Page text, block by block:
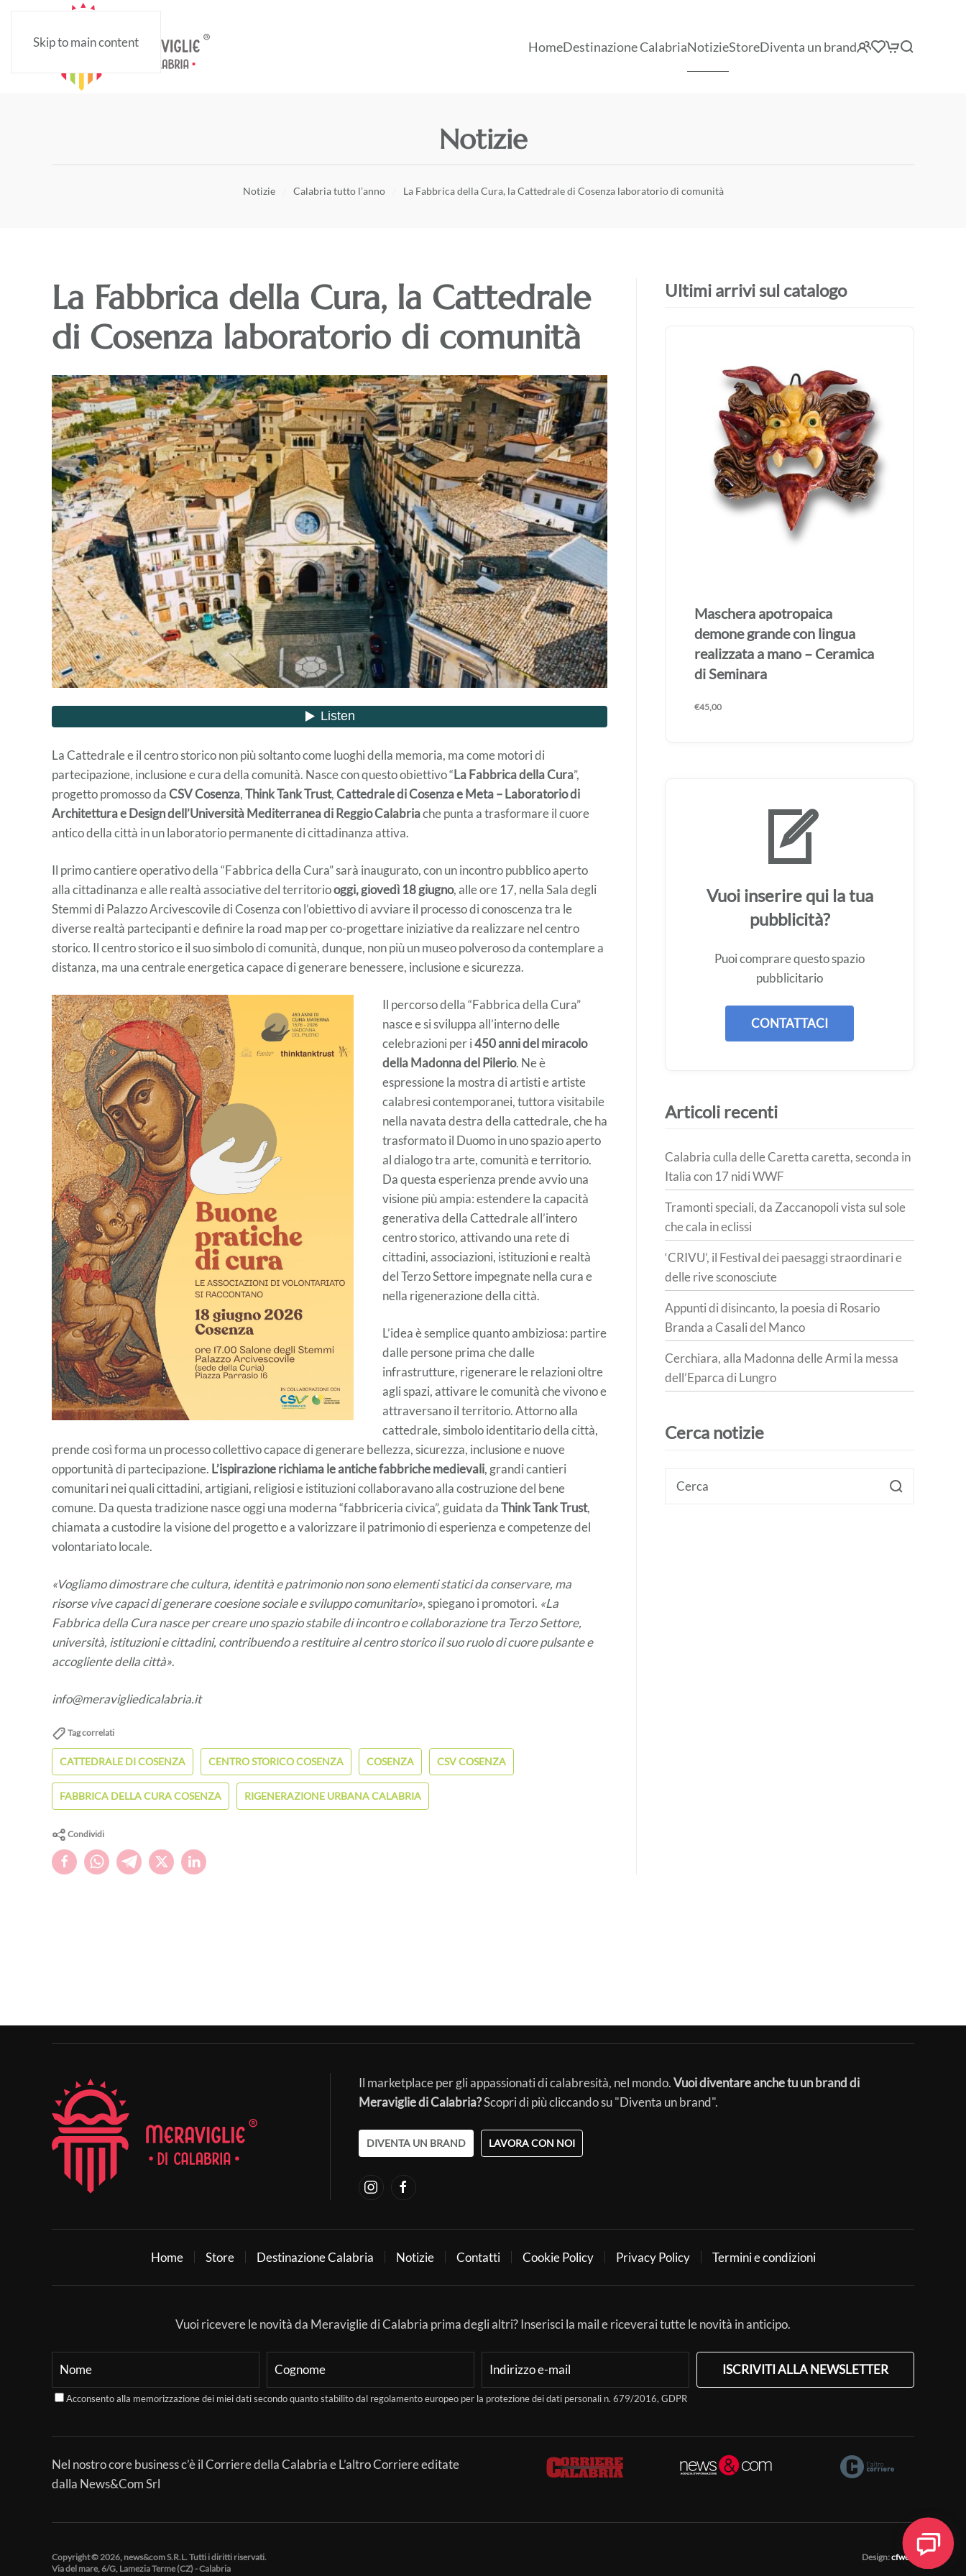
Skip to main content HomeDestinazione CalabriaNotizieStoreDiventa un brand
Notizie
Notizie Calabria tutto l’anno La Fabbrica della Cura, la Cattedrale di Cosenza laboratorio di comunità
La Fabbrica della Cura, la Cattedrale
di Cosenza laboratorio di comunità
La Cattedrale e il centro storico non più soltanto come luoghi della memoria, ma come motori di
partecipazione, inclusione e cura della comunità. Nasce con questo obiettivo “La Fabbrica della Cura”,
progetto promosso daCSV Cosenza,Think Tank Trust,Cattedrale di Cosenza e Meta – Laboratorio di
Architettura e Design dell’Università Mediterranea di Reggio Calabriache punta a trasformare il cuore
antico della città in un laboratorio permanente di cittadinanza attiva.
Il primo cantiere operativo della “Fabbrica della Cura” sarà inaugurato, con un incontro pubblico aperto
alla cittadinanza e alle realtà associative del territoriooggi, giovedì 18 giugno, alle ore 17, nella Sala degli
Stemmi di Palazzo Arcivescovile di Cosenza con l’obiettivo di avviare il processo di conoscenza tra le
diverse realtà partecipanti e definire la road map per co-progettare iniziative da realizzare nel centro
storico. Il centro storico e il suo simbolo di comunità, dunque, non piùun museo polveroso da contemplare a
distanza, ma una centrale energetica capace di generare benessere, inclusione e sicurezza.
Il percorso della “Fabbrica della Cura”
nasce e si sviluppa all’interno delle
celebrazioni per i450 anni del miracolo
della Madonna del Pilerio. Ne è
espressione la mostra di artisti e artiste
calabresi contemporanei, tuttora visitabile
nella navata destra della cattedrale, che ha
trasformato il Duomo in uno spazio aperto
al dialogo tra arte, comunità e territorio.
Da questa esperienza prende avvio una
visione più ampia: estendere la capacità
generativa della Cattedrale all’intero
centro storico, attivando una rete di
cittadini, associazioni, istituzioni e realtà
del Terzo Settore impegnate nella cura e
nella rigenerazione della città.
L’idea è semplice quanto ambiziosa: partire
dalle persone prima che dalle
infrastrutture, rigenerare le relazioni oltre
agli spazi, attivare le comunità che vivono e
attraversano il territorio. Attorno alla
cattedrale, simbolo identitario della città,
prende così forma un processo collettivo capace di generare bellezza, sicurezza, inclusione e nuove
opportunità di partecipazione. L’ispirazione richiama le antiche fabbriche medievali, grandi cantieri
comunitari nei quali cittadini, artigiani, religiosi e istituzioni collaboravano alla costruzione del bene
comune. Da questa tradizione nasce oggi una moderna “fabbriceria civica”, guidata daThink Tank Trust,
chiamata a custodire la visione del progetto e a valorizzare il patrimonio di esperienza e competenze del
volontariato locale.
«Vogliamo dimostrare che cultura, identità e patrimonio non sono elementi statici da conservare, ma
risorse vive capaci di generare coesione sociale e sviluppo comunitario», spiegano i promotori. «La
Fabbrica della Cura nasce per creare uno spazio stabile di incontro e collaborazione tra Terzo Settore,
università, istituzioni e cittadini, contribuendo a restituire al centro storico il suo ruolo di cuore pulsante e
accogliente della città».
info@meravigliedicalabria.it
Tag correlati
CATTEDRALE DI COSENZA CENTRO STORICO COSENZA COSENZA CSV COSENZA
FABBRICA DELLA CURA COSENZA RIGENERAZIONE URBANA CALABRIA
Condividi
Ultimi arrivi sul catalogo
Maschera apotropaica
demone grande con lingua
realizzata a mano – Ceramica
di Seminara
€45,00
Vuoi inserire qui la tua
pubblicità?
Puoi comprare questo spazio
pubblicitario
CONTATTACI
Articoli recenti
Calabria culla delle Caretta caretta, seconda in
Italia con 17 nidi WWF
Tramonti speciali, da Zaccanopoli vista sul sole
che cala in eclissi
‘CRIVU’, il Festival dei paesaggi straordinari e
delle rive sconosciute
Appunti di disincanto, la poesia di Rosario
Branda a Casali del Manco
Cerchiara, alla Madonna delle Armi la messa
dell’Eparca di Lungro
Cerca notizie
Il marketplace per gli appassionati di calabresità, nel mondo.Vuoi diventare anche tu un brand di
Meraviglie di Calabria?Scopri di più cliccando su "Diventa un brand".
DIVENTA UN BRAND LAVORA CON NOI
Home Store Destinazione Calabria Notizie Contatti Cookie Policy Privacy Policy Termini e condizioni
Vuoi ricevere le novità da Meraviglie di Calabria prima degli altri? Inserisci la mail e riceverai tutte le novità in anticipo.
ISCRIVITI ALLA NEWSLETTER
Acconsento alla memorizzazione dei miei dati secondo quanto stabilito dal regolamento europeo per la protezione dei dati personali n. 679/2016, GDPR
Nel nostro core business c’è il Corriere della Calabria e L’altro Corriere editate
dalla News&Com Srl
Copyright © 2026, news&com S.R.L. Tutti i diritti riservati.
Via del mare, 6/G, Lamezia Terme (CZ) - Calabria
Design:cfweb